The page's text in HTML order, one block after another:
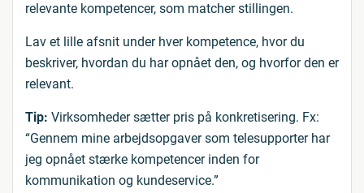
relevante kompetencer, som matcher stillingen.
Lav et lille afsnit under hver kompetence, hvor du
beskriver, hvordan du har opnået den, og hvorfor den er
relevant.
Tip: Virksomheder sætter pris på konkretisering. Fx:
“Gennem mine arbejdsopgaver som telesupporter har
jeg opnået stærke kompetencer inden for
kommunikation og kundeservice.”